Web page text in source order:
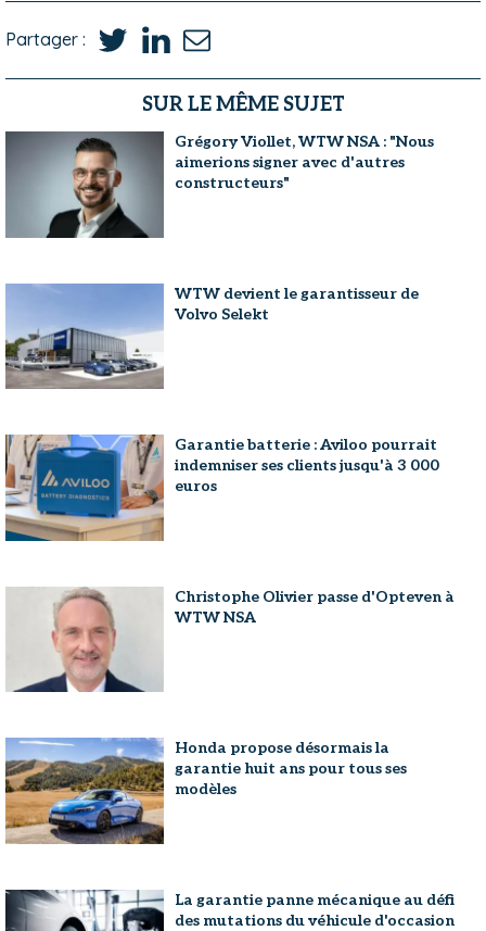
Partager :
SUR LE MÊME SUJET
Grégory Viollet, WTW NSA : "Nous
aimerions signer avec d'autres
constructeurs"
WTW devient le garantisseur de
Volvo Selekt
Garantie batterie : Aviloo pourrait
indemniser ses clients jusqu'à 3 000
euros
Christophe Olivier passe d'Opteven à
WTW NSA
Honda propose désormais la
garantie huit ans pour tous ses
modèles
La garantie panne mécanique au défi
des mutations du véhicule d'occasion